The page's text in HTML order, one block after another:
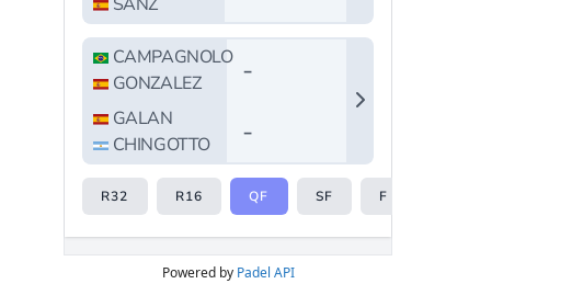
Powered by Padel API